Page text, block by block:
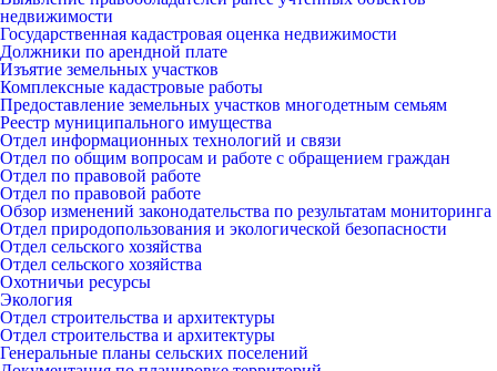
недвижимости
Государственная кадастровая оценка недвижимости
Должники по арендной плате
Изъятие земельных участков
Комплексные кадастровые работы
Предоставление земельных участков многодетным семьям
Реестр муниципального имущества
Отдел информационных технологий и связи
Отдел по общим вопросам и работе с обращением граждан
Отдел по правовой работе
Отдел по правовой работе
Обзор изменений законодательства по результатам мониторинга
Отдел природопользования и экологической безопасности
Отдел сельского хозяйства
Отдел сельского хозяйства
Охотничьи ресурсы
Экология
Отдел строительства и архитектуры
Отдел строительства и архитектуры
Генеральные планы сельских поселений